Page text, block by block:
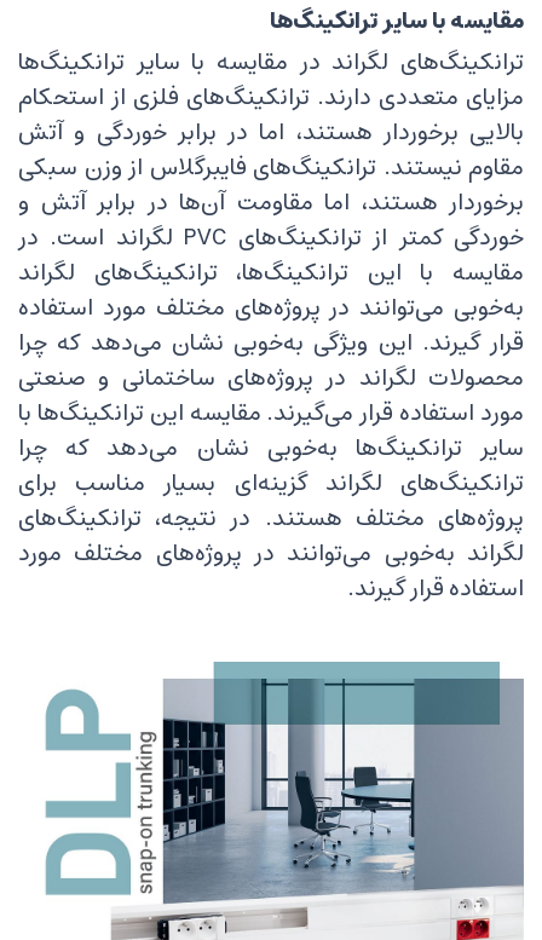
مقایسه با سایر ترانکینگ‌ها
ترانکینگ‌های لگراند در مقایسه با سایر ترانکینگ‌ها
مزایای متعددی دارند. ترانکینگ‌های فلزی از استحکام
بالایی برخوردار هستند، اما در برابر خوردگی و آتش
مقاوم نیستند. ترانکینگ‌های فایبرگلاس از وزن سبکی
برخوردار هستند، اما مقاومت آن‌ها در برابر آتش و
خوردگی کمتر از ترانکینگ‌های PVC لگراند است. در
مقایسه با این ترانکینگ‌ها، ترانکینگ‌های لگراند
به‌خوبی می‌توانند در پروژه‌های مختلف مورد استفاده
قرار گیرند. این ویژگی به‌خوبی نشان می‌دهد که چرا
محصولات لگراند در پروژه‌های ساختمانی و صنعتی
مورد استفاده قرار می‌گیرند. مقایسه این ترانکینگ‌ها با
سایر ترانکینگ‌ها به‌خوبی نشان می‌دهد که چرا
ترانکینگ‌های لگراند گزینه‌ای بسیار مناسب برای
پروژه‌های مختلف هستند. در نتیجه، ترانکینگ‌های
لگراند به‌خوبی می‌توانند در پروژه‌های مختلف مورد
استفاده قرار گیرند.